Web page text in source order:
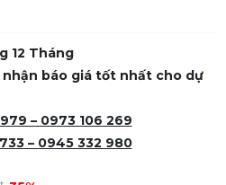
12 Tháng
báo giá tốt nhất cho dự
– 0973 106 269
– 0945 332 980